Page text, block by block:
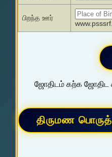
பிறந்த ஊர்
ஜோதிடம் கற்க ஜோதிட